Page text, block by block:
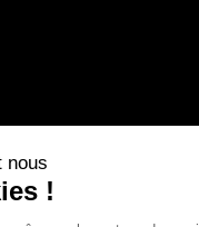
- Poêles/Cheminées